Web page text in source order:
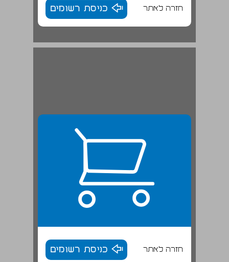
חזרה לאתר כניסת רשומים
חזרה לאתר כניסת רשומים